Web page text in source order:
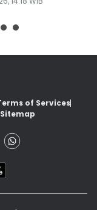
of Services
Sitemap